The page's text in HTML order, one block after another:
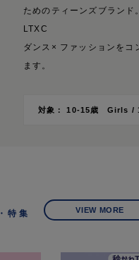
ためのティーンズブランド。
LTXC
ダンス× ファッションをコ
ます。
対象： 10-15歳 Girls /
特集 VIEW MORE